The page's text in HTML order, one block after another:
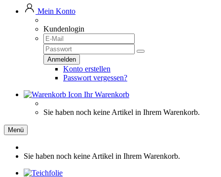
Mein Konto
Kundenlogin
Konto erstellen
Passwort vergessen?
Ihr Warenkorb
Sie haben noch keine Artikel in Ihrem Warenkorb.
Menü
Sie haben noch keine Artikel in Ihrem Warenkorb.